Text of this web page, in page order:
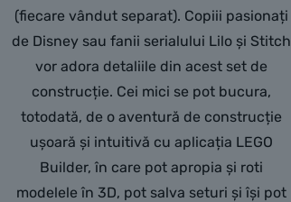
(fiecare vândut separat). Copiii pasionați
de Disney sau fanii serialului Lilo și Stitch
vor adora detaliile din acest set de
construcție. Cei mici se pot bucura,
totodată, de o aventură de construcție
ușoară și intuitivă cu aplicația LEGO
Builder, în care pot apropia și roti
modelele în 3D, pot salva seturi și își pot